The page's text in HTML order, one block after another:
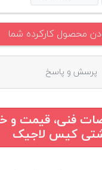
محصول کارکرده شما
پرسش و پاسخ
فنی، قیمت و
کیس لاجیک